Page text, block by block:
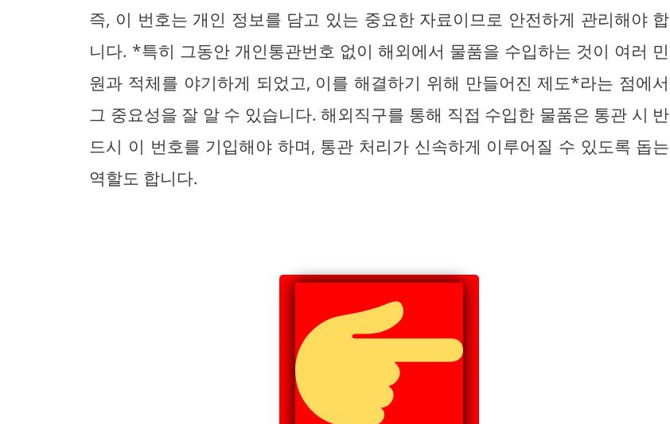
즉, 이 번호는 개인 정보를 담고 있는 중요한 자료이므로 안전하게 관리해야 합
니다. *특히 그동안 개인통관번호 없이 해외에서 물품을 수입하는 것이 여러 민
원과 적체를 야기하게 되었고, 이를 해결하기 위해 만들어진 제도*라는 점에서
그 중요성을 잘 알 수 있습니다. 해외직구를 통해 직접 수입한 물품은 통관 시 반
드시 이 번호를 기입해야 하며, 통관 처리가 신속하게 이루어질 수 있도록 돕는
역할도 합니다.